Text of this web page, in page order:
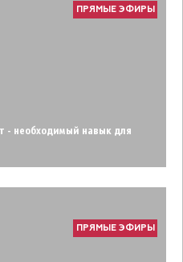
ПРЯМЫЕ ЭФИРЫ
- необходимый навык для
ПРЯМЫЕ ЭФИРЫ